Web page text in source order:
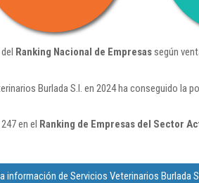
Ranking Nacional de Empresassegún
Burlada S.l. en 2024 ha conseguido la
en el Ranking de Empresas del Sector
información de Servicios Veterinarios Burlada